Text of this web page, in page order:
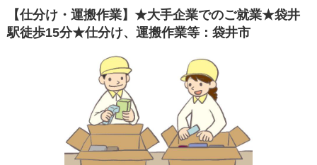
【仕分け・運搬作業】★大手企業でのご就業★袋井
駅徒歩15分★仕分け、運搬作業等：袋井市